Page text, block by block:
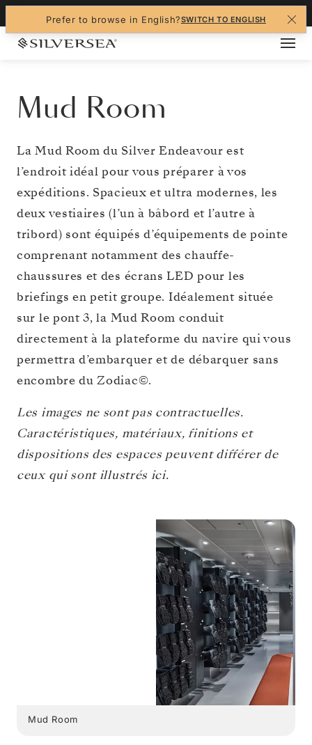
Prefer to browse in English?SWITCH TO ENGLISH
Mud Room
La Mud Room du Silver Endeavour est
l’endroit idéal pour vous préparer à vos
expéditions. Spacieux et ultra modernes, les
deux vestiaires (l’un à bâbord et l’autre à
tribord) sont équipés d’équipements de pointe
comprenant notamment des chauffe-
chaussures et des écrans LED pour les
briefings en petit groupe. Idéalement située
sur le pont 3, la Mud Room conduit
directement à la plateforme du navire qui vous
permettra d’embarquer et de débarquer sans
encombre du Zodiac©.
Les images ne sont pas contractuelles.
Caractéristiques, matériaux, finitions et
dispositions des espaces peuvent différer de
ceux qui sont illustrés ici.
Mud Room